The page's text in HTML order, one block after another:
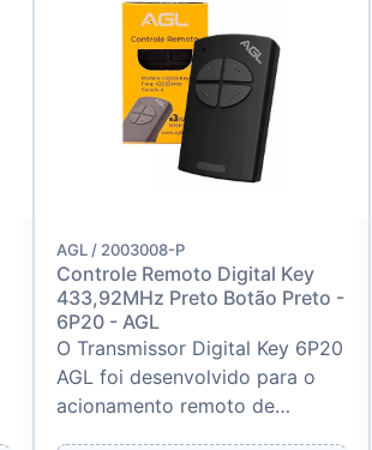
AGL / 2003008-P
Controle Remoto Digital Key
433,92MHz Preto Botão Preto -
6P20 - AGL
O Transmissor Digital Key 6P20
AGL foi desenvolvido para o
acionamento remoto de